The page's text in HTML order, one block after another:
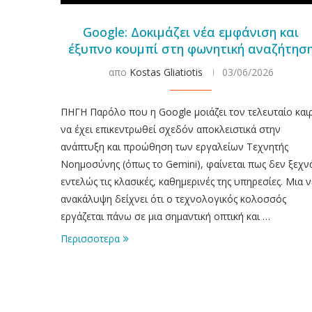
Google: Δοκιμάζει νέα εμφάνιση και
έξυπνο κουμπί στη φωνητική
απο Kostas Gliatiotis 03/06/2026
ΠΗΓΗ Παρόλο που η Google μοιάζει τον τελευταίο
να έχει επικεντρωθεί σχεδόν αποκλειστικά στην
ανάπτυξη και προώθηση των εργαλείων Τεχνητής
Νοημοσύνης (όπως το Gemini), φαίνεται πως δεν
εντελώς τις κλασικές, καθημερινές της υπηρεσίες. Μια
ανακάλυψη δείχνει ότι ο τεχνολογικός κολοσσός
εργάζεται πάνω σε μια σημαντική οπτική και …
Περισσοτερα